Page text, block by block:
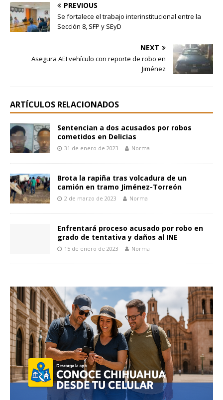
PREVIOUS
Se fortalece el trabajo interinstitucional entre la
Sección 8, SFP y SEyD
NEXT
Asegura AEI vehículo con reporte de robo en
Jiménez
ARTÍCULOS RELACIONADOS
Sentencian a dos acusados por robos
cometidos en Delicias
31 de enero de 2023 Norma
Brota la rapiña tras volcadura de un
camión en tramo Jiménez-Torreón
2 de marzo de 2023 Norma
Enfrentará proceso acusado por robo en
grado de tentativa y daños al INE
15 de enero de 2023 Norma